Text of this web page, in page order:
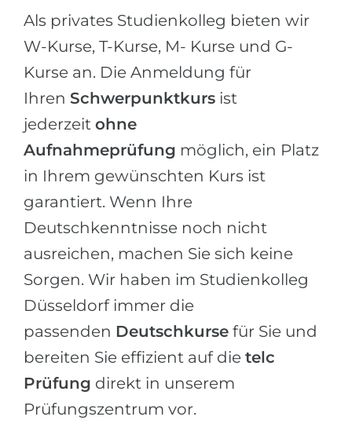
BERUFSORIENTIERUNG
Holland-Test
Interessenkarte-Test
RIASEC-Test
Erfolg
100%
Unsere Studierenden werden
BERATUNG!
Management
Anderes Fach
BEWERBEN AUS …
Russland
Ukraine
Kasachstan
Aserbaidschan
Anderes Land
BERATUNG BUCHEN
Als privates Studienkolleg bieten wir
W-Kurse, T-Kurse, M- Kurse und G-
Kurse an. Die Anmeldung für
Ihren Schwerpunktkurs ist
jederzeit ohne
Aufnahmeprüfung möglich, ein Platz
in Ihrem gewünschten Kurs ist
garantiert. Wenn Ihre
Deutschkenntnisse noch nicht
ausreichen, machen Sie sich keine
Sorgen. Wir haben im Studienkolleg
Düsseldorf immer die
passenden Deutschkurse für Sie und
bereiten Sie effizient auf die telc
Prüfung direkt in unserem
Prüfungszentrum vor.